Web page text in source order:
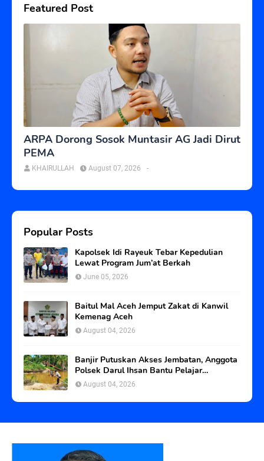
Featured Post
ARPA Dorong Sosok Muntasir AG Jadi Dirut
PEMA
KHAIRULLAH -
August 07, 2026
Popular Posts
Kapolsek Idi Rayeuk Tebar Kepedulian
Lewat Program Jum’at Berkah
June 05, 2026
Baitul Mal Aceh Jemput Zakat di Kanwil
Kemenag Aceh
August 04, 2026
Banjir Putuskan Akses Jembatan, Anggota
Polsek Darul Ihsan Bantu Pelajar
Seberangi Sungai
August 04, 2026